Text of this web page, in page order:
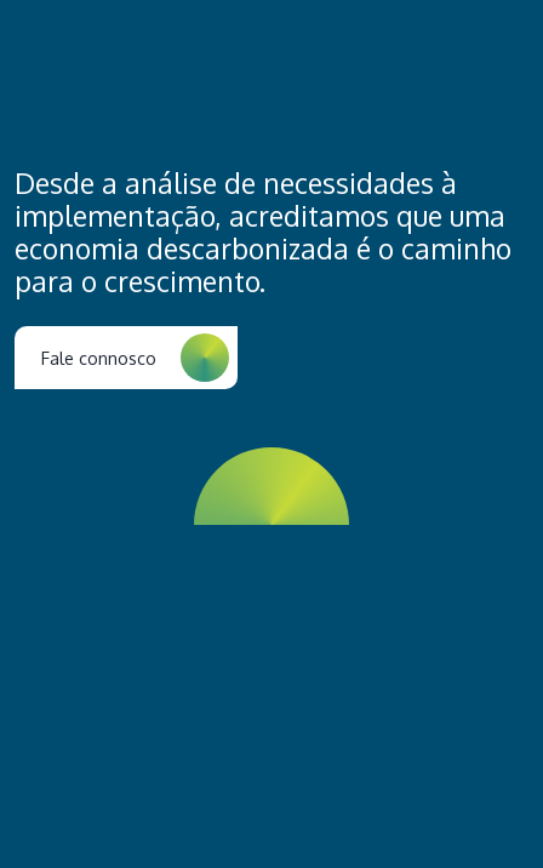
Desde a análise de necessidades à
implementação, acreditamos que uma
economia descarbonizada é o caminho
para o crescimento.
Fale connosco